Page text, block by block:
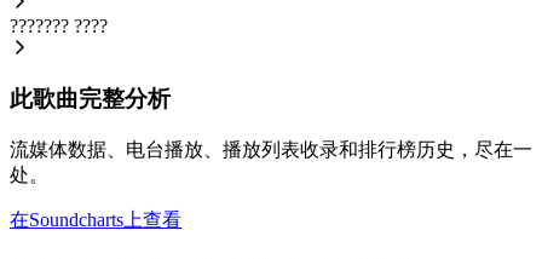
??????? ????
此歌曲完整分析
流媒体数据、电台播放、播放列表收录和排行榜历史，尽在一
处。
在Soundcharts上查看